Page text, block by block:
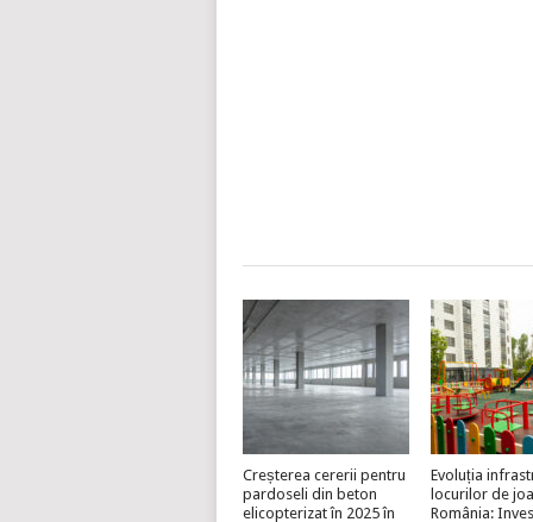
Creșterea cererii pentru
pardoseli din beton
elicopterizat în 2025 în
Evoluția
locurilor de
România: